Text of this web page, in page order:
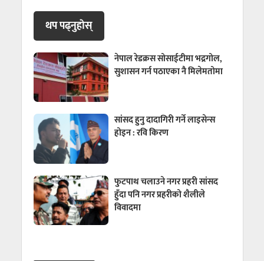
थप पढ्नुहाेस्
नेपाल रेडक्रस सोसाईटीमा भद्रगोल,
सुशासन गर्न पठाएका नै मिलेमतोमा
सांसद हुनु दादागिरी गर्ने लाइसेन्स
होइन : रवि किरण
फुटपाथ चलाउने नगर प्रहरी सांसद
हुँदा पनि नगर प्रहरीको शैलीले
विवादमा